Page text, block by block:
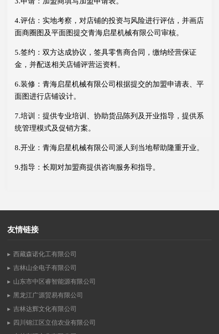
4.评估：实地考察，对店铺的投资与风险进行评估，并画店
面商圈图及平面图提交青海启星机械有限公司审核。
5.签约：双方达成协议，签具零售商合同，缴纳经营保证
金，并配送相关店铺评营运资料。
6.装修：青海启星机械有限公司根据提交的加盟申请表、平
面图进行店铺设计。
7.培训：提供专业培训、协助货品陈列及开业指导，提供系
统管理模式及促销方案。
8.开业：青海启星机械有限公司派人到当地帮助隆重开业。
9.指导：长期对加盟商提供咨询服务和指导。
友情链接
西藏森诺化工有限公司
吉林山全电子有限公司
山东市中区睿智能源有限公司
黑龙江广源贸易有限公司
吉林达辉文化有限公司
四川锦江区立信农业有限公司